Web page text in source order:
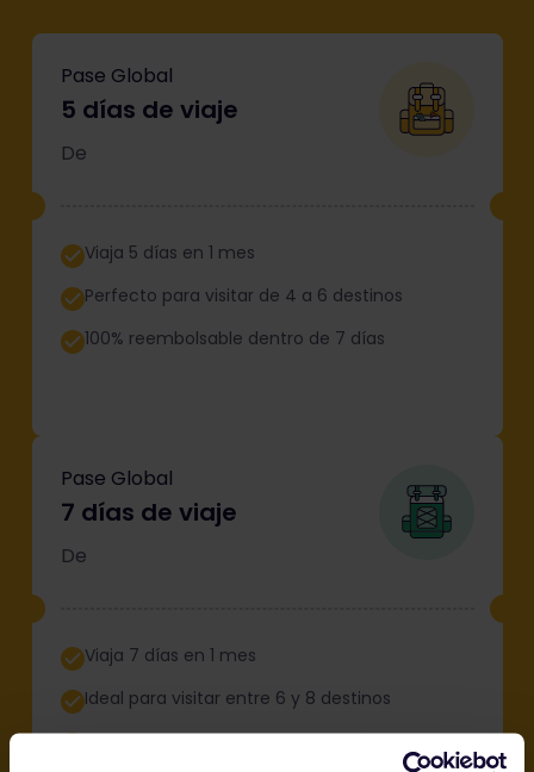
Pase Global
5 días de viaje
De
Viaja 5 días en 1 mes
Perfecto para visitar de 4 a 6 destinos
100% reembolsable dentro de 7 días
Pase Global
7 días de viaje
De
Viaja 7 días en 1 mes
Ideal para visitar entre 6 y 8 destinos
100% reembolsable dentro de 7 días